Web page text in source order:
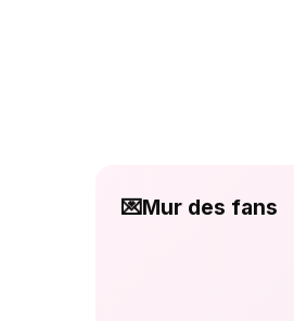
💌Mur des fans